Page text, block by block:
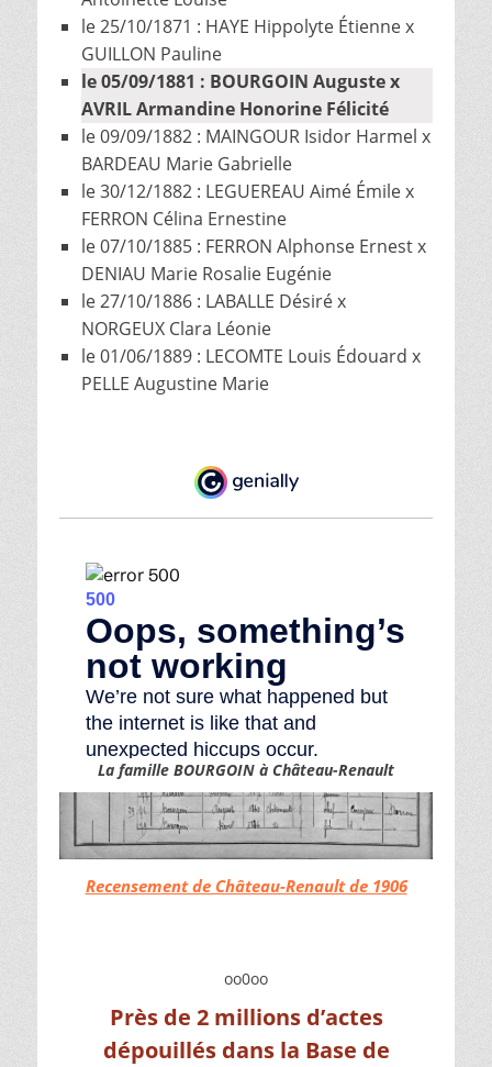
le 25/10/1871 : HAYE Hippolyte Étienne x
GUILLON Pauline
le 05/09/1881 : BOURGOIN Auguste x
AVRIL Armandine Honorine Félicité
le 09/09/1882 : MAINGOUR Isidor Harmel x
BARDEAU Marie Gabrielle
le 30/12/1882 : LEGUEREAU Aimé Émile x
FERRON Célina Ernestine
le 07/10/1885 : FERRON Alphonse Ernest x
DENIAU Marie Rosalie Eugénie
le 27/10/1886 : LABALLE Désiré x
NORGEUX Clara Léonie
le 01/06/1889 : LECOMTE Louis Édouard x
PELLE Augustine Marie
La famille BOURGOIN à Château-Renault
Recensement de Château-Renault de 1906
oo0oo
Près de 2 millions d’actes
dépouillés dans la Base de